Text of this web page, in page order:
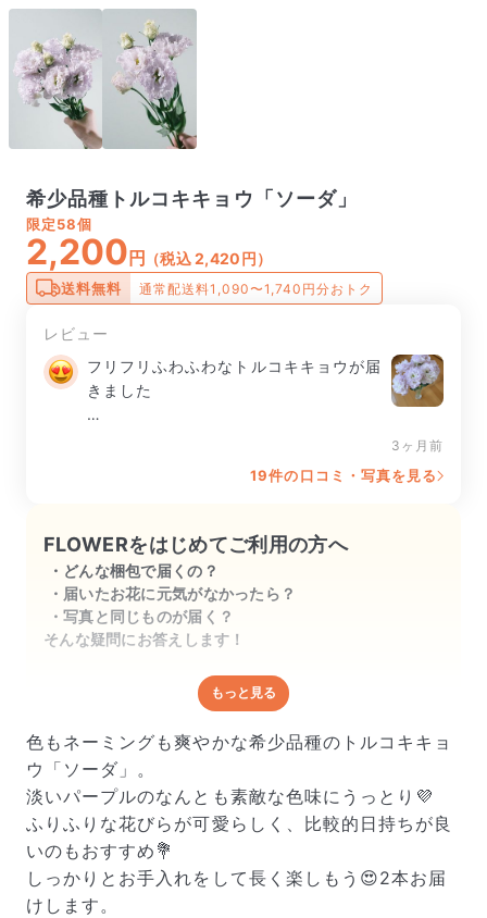
希少品種トルコキキョウ「ソーダ」
限定58個
2,200 円 （税込 2,420円）
送料無料 通常配送料1,090〜1,740円分おトク
レビュー
フリフリふわふわなトルコキキョウが届
きました
3ヶ月前
19件の口コミ・写真を見る
FLOWERをはじめてご利用の方へ
どんな梱包で届くの？
届いたお花に元気がなかったら？
写真と同じものが届く？
そんな疑問にお答えします！
どんな梱包で届くの？
出荷前に水揚げ（花が水を吸いやすくなる処理）を施
し、専用ボックスに丁寧に梱包してお届けしています。
きゅっとまとめられて一見窮屈そうに見えますが、輸送
中の衝撃による折れや擦れを軽減する効果があります。
もっと見る
色もネーミングも爽やかな希少品種のトルコキキョ
ウ「ソーダ」。
淡いパープルのなんとも素敵な色味にうっとり💜
ふりふりな花びらが可愛らしく、比較的日持ちが良
いのもおすすめ💐
しっかりとお手入れをして長く楽しもう😍2本お届
けします。